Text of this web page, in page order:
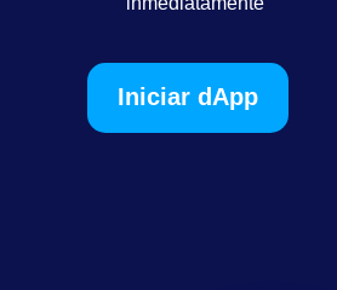
Iniciar dApp